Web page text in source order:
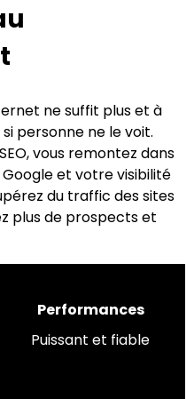
ne suffit plus et à
personne ne le voit.
vous remontez dans
et votre visibilité
du traffic des sites
plus de prospects et
Performances
Puissant et fiable